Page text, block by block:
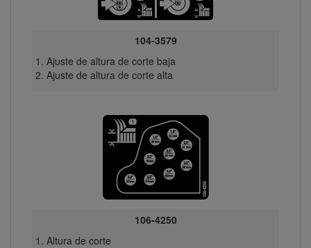
104-3579
Ajuste de altura de corte baja
Ajuste de altura de corte alta
106-4250
Altura de corte